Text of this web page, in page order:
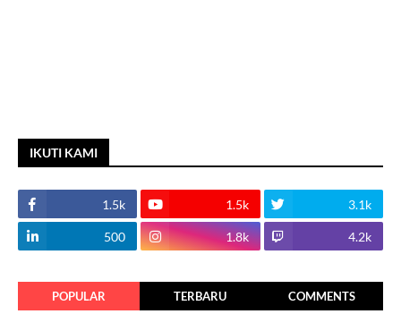
IKUTI KAMI
1.5k 1.5k 3.1k
500 1.8k 4.2k
POPULAR TERBARU COMMENTS